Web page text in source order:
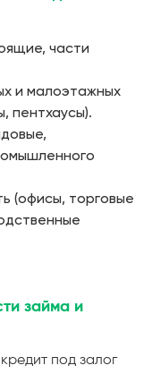
части
и малоэтажных
пентхаусы).
(офисы, торговые
займа и
под залог